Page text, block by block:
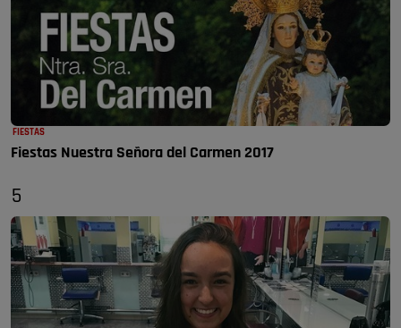
FIESTAS
Fiestas Nuestra Señora del Carmen 2017
5